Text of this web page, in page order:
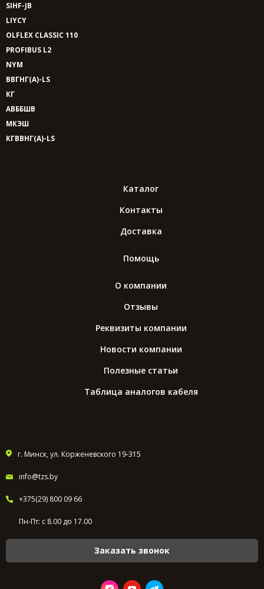
SIHF-JB
LIYCY
OLFLEX CLASSIC 110
PROFIBUS L2
NYM
ВВГНГ(A)-LS
КГ
АВББШВ
МКЭШ
КГВВНГ(A)-LS
Каталог
Контакты
Доставка
Помощь
О компании
Отзывы
Реквизиты компании
Новости компании
Полезные статьи
Таблица аналогов кабеля
г. Минск, ул. Корженевского 19-315
info@tzs.by
+375(29) 800 09 66
Пн-Пт: с 8.00 до 17.00
Заказать звонок